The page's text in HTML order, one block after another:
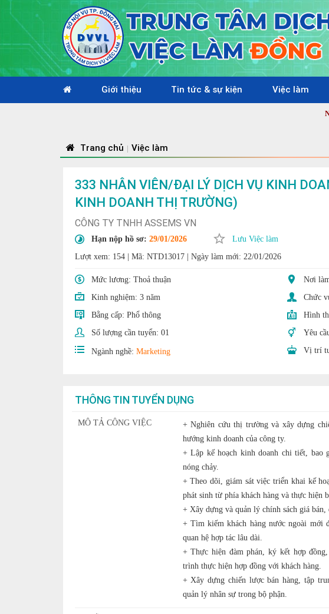
Giới thiệu Tin tức & sự kiện Việc làm
Nhiệt liệt
Trang chủ | Việc làm
333 NHÂN VIÊN/ĐẠI LÝ DỊCH VỤ KINH
KINH DOANH THỊ TRƯỜNG)
CÔNG TY TNHH ASSEMS VN
Hạn nộp hồ sơ: 29/01/2026
Lưu Việc làm
Lượt xem: 154
Mã: NTD13017 Ngày làm mới: 22/01/2026
Mức lương: Thoả thuận
Nơi
Kinh nghiệm: 3 năm Chức
Bằng cấp: Phổ thông Hình
Số lượng cần tuyển: 01 Yêu
Ngành nghề: Marketing Vị trí
THÔNG TIN TUYỂN DỤNG
MÔ TẢ CÔNG VIỆC
+ Nghiên cứu thị trường và xây dựng
hướng kinh doanh của công ty.
+ Lập kế hoạch kinh doanh chi tiết, bao
nóng chảy.
+ Theo dõi, giám sát việc triển khai kế
phát sinh từ phía khách hàng và thực hiện
+ Xây dựng và quản lý chính sách giá
+ Tìm kiếm khách hàng nước ngoài mới
quan hệ hợp tác lâu dài.
+ Thực hiện đàm phán, ký kết hợp
trình thực hiện hợp đồng với khách hàng.
+ Xây dựng chiến lược bán hàng, tập
quản lý nhân sự trong bộ phận.